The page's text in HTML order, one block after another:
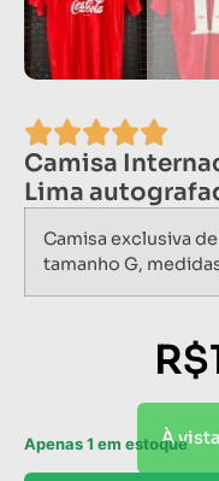
Camisa
Lima
Camisa exclusiva
tamanho G,
R$
À
Apenas 1 em estoque